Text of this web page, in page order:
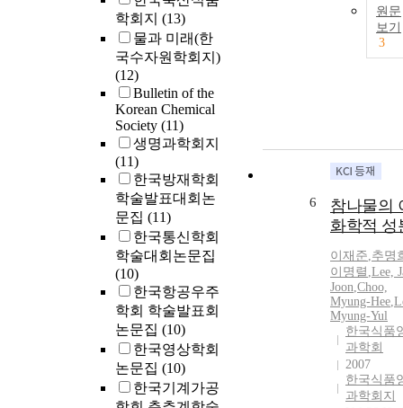
학회지 (13)
물과 미래(한
국수자원학회지)
(12)
Bulletin of the
Korean Chemical
Society (11)
생명과학회지
(11)
한국방재학회
학술발표대회논
문집 (11)
한국통신학회
학술대회논문집
(10)
한국항공우주
학회 학술발표회
논문집 (10)
한국영상학회
논문집 (10)
한국기계가공
원문
보기
3
6
참나물의
화학적 성
이재준,추명
이명렬 ,Lee,
Joon,Choo,
Myung-Hee,
Myung-Yul
한국식품
과학회
2007
한국식품
과학회지